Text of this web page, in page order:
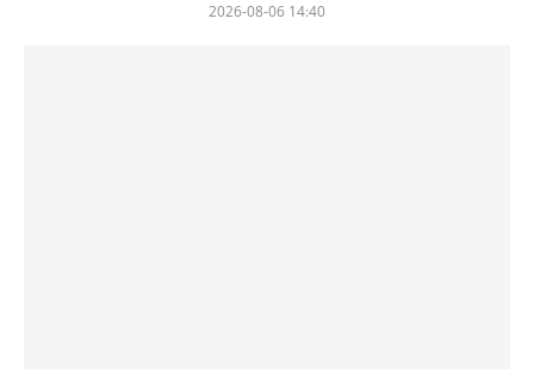
2026-08-06 14:40